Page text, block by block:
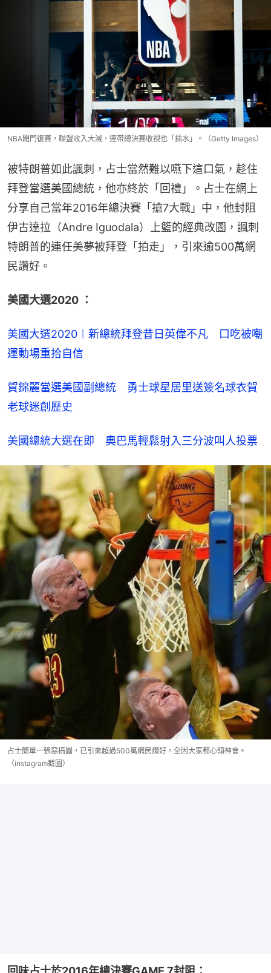
NBA閉門復賽，聯盟收入大減，連帶總決賽收視也「插水」。（Getty Images）
被特朗普如此諷刺，占士當然難以嚥下這口氣，趁住
拜登當選美國總統，他亦終於「回禮」。占士在網上
分享自己當年2016年總決賽「搶7大戰」中，他封阻
伊古達拉（Andre Iguodala）上籃的經典改圖，諷刺
特朗普的連任美夢被拜登「拍走」，引來逾500萬網
民讚好。
美國大選2020 ：
美國大選2020︱新總統拜登昔日英偉不凡　口吃被嘲
運動場重拾自信
賀錦麗當選美國副總統　勇士球星居里送簽名球衣賀
老球迷創歷史
美國總統大選在即　奧巴馬輕鬆射入三分波叫人投票
占士簡單一張惡搞圖，已引來超過500萬網民讚好，全因大家都心領神會。
（instagram截圖）